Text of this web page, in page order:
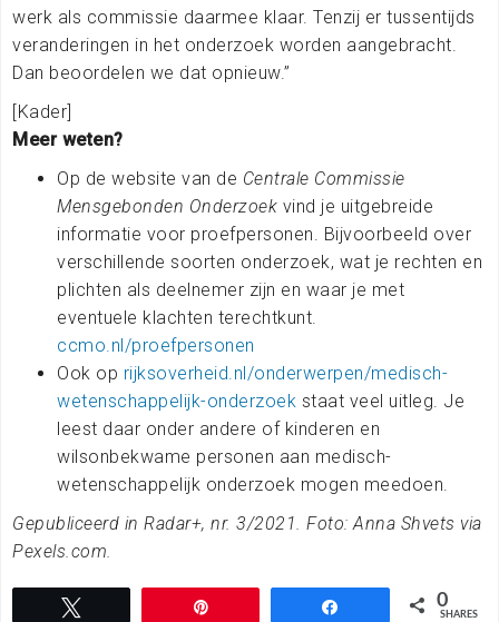
werk als commissie daarmee klaar. Tenzij er tussentijds
veranderingen in het onderzoek worden aangebracht.
Dan beoordelen we dat opnieuw.”
[Kader]
Meer weten?
Op de website van de Centrale Commissie
Mensgebonden Onderzoek vind je uitgebreide
informatie voor proefpersonen. Bijvoorbeeld over
verschillende soorten onderzoek, wat je rechten en
plichten als deelnemer zijn en waar je met
eventuele klachten terechtkunt.
ccmo.nl/proefpersonen
Ook op rijksoverheid.nl/onderwerpen/medisch-
wetenschappelijk-onderzoek staat veel uitleg. Je
leest daar onder andere of kinderen en
wilsonbekwame personen aan medisch-
wetenschappelijk onderzoek mogen meedoen.
Gepubliceerd in Radar+, nr. 3/2021. Foto: Anna Shvets via
Pexels.com.
0
SHARES